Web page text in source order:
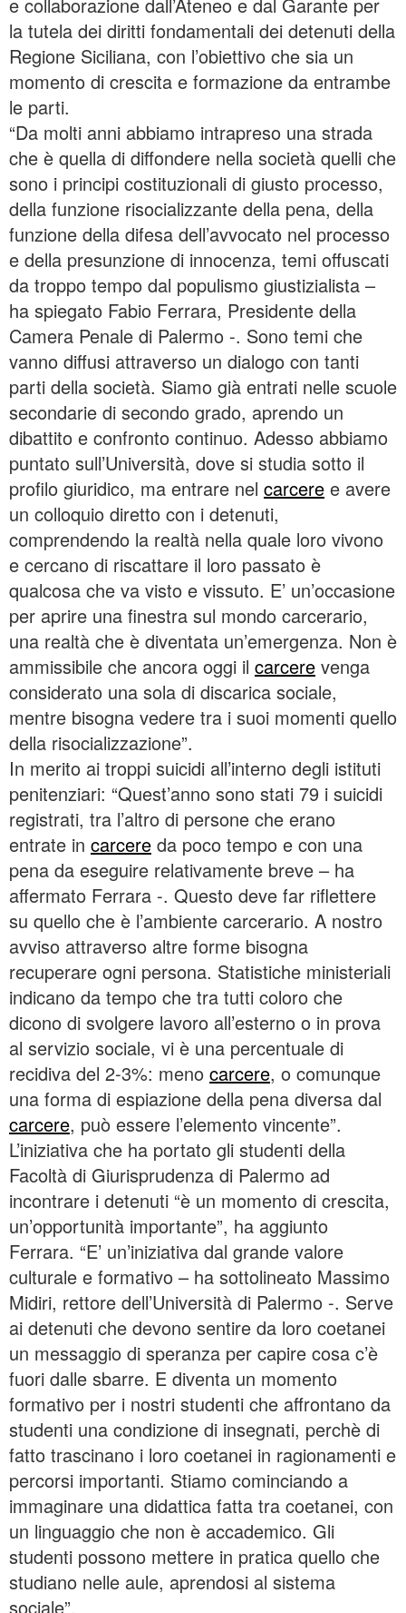
la tutela dei diritti fondamentali dei detenuti della
Regione Siciliana, con l’obiettivo che sia un
momento di crescita e formazione da entrambe
le parti.
“Da molti anni abbiamo intrapreso una strada
che è quella di diffondere nella società quelli che
sono i principi costituzionali di giusto processo,
della funzione risocializzante della pena, della
funzione della difesa dell’avvocato nel processo
e della presunzione di innocenza, temi offuscati
da troppo tempo dal populismo giustizialista –
ha spiegato Fabio Ferrara, Presidente della
Camera Penale di Palermo -. Sono temi che
vanno diffusi attraverso un dialogo con tanti
parti della società. Siamo già entrati nelle scuole
secondarie di secondo grado, aprendo un
dibattito e confronto continuo. Adesso abbiamo
puntato sull’Università, dove si studia sotto il
profilo giuridico, ma entrare nel carcere e avere
un colloquio diretto con i detenuti,
comprendendo la realtà nella quale loro vivono
e cercano di riscattare il loro passato è
qualcosa che va visto e vissuto. E’ un’occasione
per aprire una finestra sul mondo carcerario,
una realtà che è diventata un’emergenza. Non è
ammissibile che ancora oggi il carcere venga
considerato una sola di discarica sociale,
mentre bisogna vedere tra i suoi momenti quello
della risocializzazione”.
In merito ai troppi suicidi all’interno degli istituti
penitenziari: “Quest’anno sono stati 79 i suicidi
registrati, tra l’altro di persone che erano
entrate in carcere da poco tempo e con una
pena da eseguire relativamente breve – ha
affermato Ferrara -. Questo deve far riflettere
su quello che è l’ambiente carcerario. A nostro
avviso attraverso altre forme bisogna
recuperare ogni persona. Statistiche ministeriali
indicano da tempo che tra tutti coloro che
dicono di svolgere lavoro all’esterno o in prova
al servizio sociale, vi è una percentuale di
recidiva del 2-3%: meno carcere, o comunque
una forma di espiazione della pena diversa dal
carcere, può essere l’elemento vincente”.
L’iniziativa che ha portato gli studenti della
Facoltà di Giurisprudenza di Palermo ad
incontrare i detenuti “è un momento di crescita,
un’opportunità importante”, ha aggiunto
Ferrara. “E’ un’iniziativa dal grande valore
culturale e formativo – ha sottolineato Massimo
Midiri, rettore dell’Università di Palermo -. Serve
ai detenuti che devono sentire da loro coetanei
un messaggio di speranza per capire cosa c’è
fuori dalle sbarre. E diventa un momento
formativo per i nostri studenti che affrontano da
studenti una condizione di insegnati, perchè di
fatto trascinano i loro coetanei in ragionamenti e
percorsi importanti. Stiamo cominciando a
immaginare una didattica fatta tra coetanei, con
un linguaggio che non è accademico. Gli
studenti possono mettere in pratica quello che
studiano nelle aule, aprendosi al sistema
sociale”.